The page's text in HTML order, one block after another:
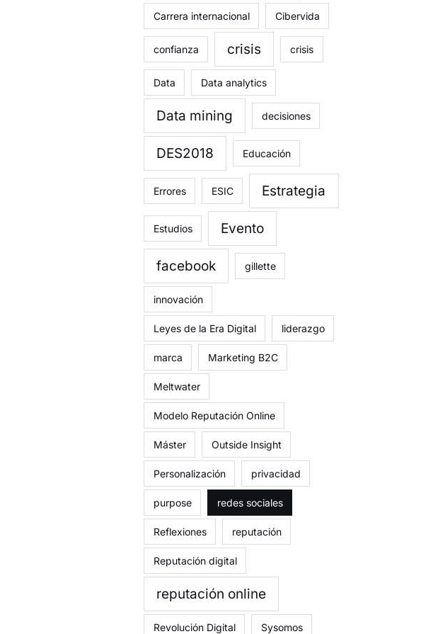
Carrera internacional Cibervida
confianza crisis crisis
Data Data analytics
Data mining decisiones
DES2018 Educación
Errores ESIC Estrategia
Estudios Evento
facebook gillette
innovación
Leyes de la Era Digital liderazgo
marca Marketing B2C
Meltwater
Modelo Reputación Online
Máster Outside Insight
Personalización privacidad
purpose redes sociales
Reflexiones reputación
Reputación digital
reputación online
Revolución Digital Sysomos